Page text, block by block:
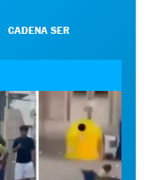
CADENA SER